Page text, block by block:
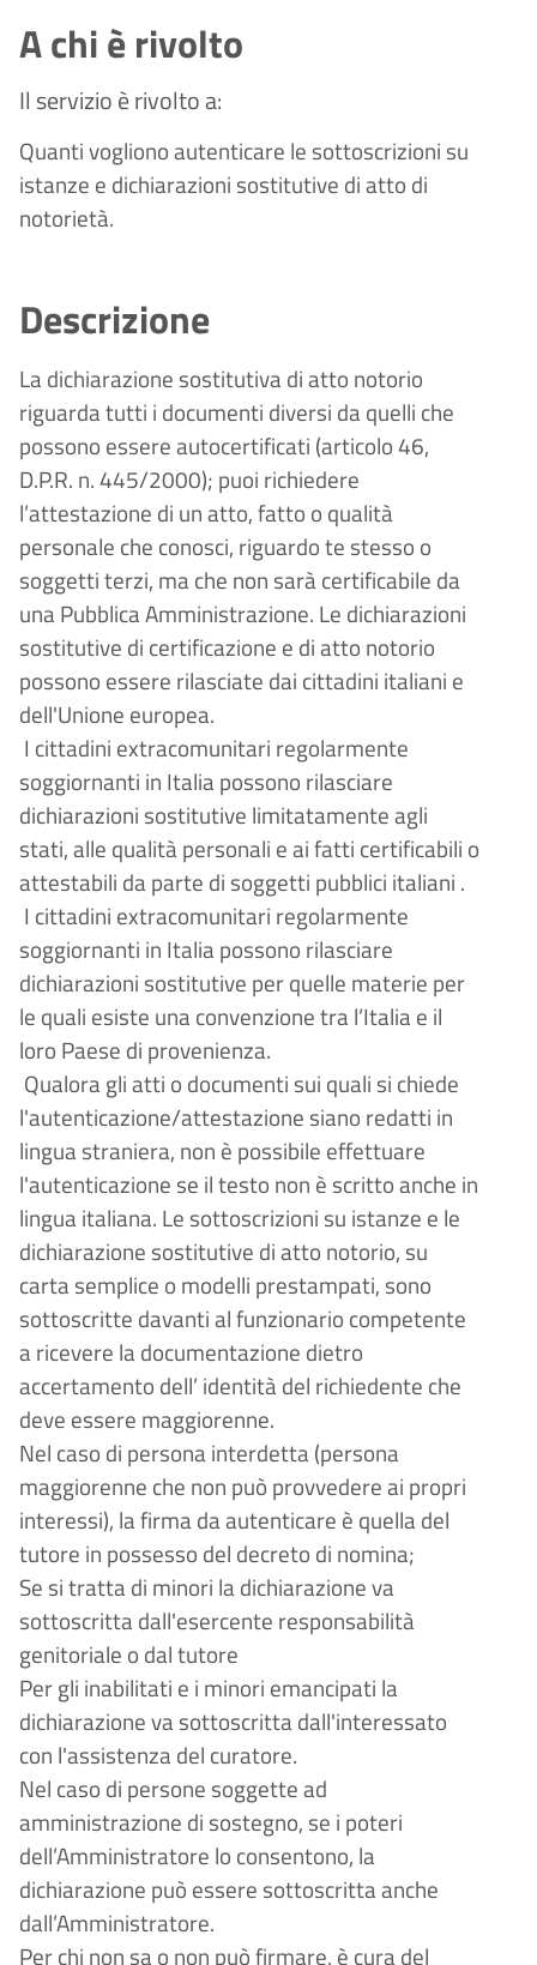
A chi è rivolto
Il servizio è rivolto a:
Quanti vogliono autenticare le sottoscrizioni su
istanze e dichiarazioni sostitutive di atto di
notorietà.
Descrizione
La dichiarazione sostitutiva di atto notorio
riguarda tutti i documenti diversi da quelli che
possono essere autocertificati (articolo 46,
D.P.R. n. 445/2000); puoi richiedere
l’attestazione di un atto, fatto o qualità
personale che conosci, riguardo te stesso o
soggetti terzi, ma che non sarà certificabile da
una Pubblica Amministrazione. Le dichiarazioni
sostitutive di certificazione e di atto notorio
possono essere rilasciate dai cittadini italiani e
dell'Unione europea.
I cittadini extracomunitari regolarmente
soggiornanti in Italia possono rilasciare
dichiarazioni sostitutive limitatamente agli
stati, alle qualità personali e ai fatti certificabili o
attestabili da parte di soggetti pubblici italiani .
I cittadini extracomunitari regolarmente
soggiornanti in Italia possono rilasciare
dichiarazioni sostitutive per quelle materie per
le quali esiste una convenzione tra l’Italia e il
loro Paese di provenienza.
Qualora gli atti o documenti sui quali si chiede
l'autenticazione/attestazione siano redatti in
lingua straniera, non è possibile effettuare
l'autenticazione se il testo non è scritto anche in
lingua italiana. Le sottoscrizioni su istanze e le
dichiarazione sostitutive di atto notorio, su
carta semplice o modelli prestampati, sono
sottoscritte davanti al funzionario competente
a ricevere la documentazione dietro
accertamento dell’ identità del richiedente che
deve essere maggiorenne.
Nel caso di persona interdetta (persona
maggiorenne che non può provvedere ai propri
interessi), la firma da autenticare è quella del
tutore in possesso del decreto di nomina;
Se si tratta di minori la dichiarazione va
sottoscritta dall'esercente responsabilità
genitoriale o dal tutore
Per gli inabilitati e i minori emancipati la
dichiarazione va sottoscritta dall'interessato
con l'assistenza del curatore.
Nel caso di persone soggette ad
amministrazione di sostegno, se i poteri
dell’Amministratore lo consentono, la
dichiarazione può essere sottoscritta anche
dall’Amministratore.
Per chi non sa o non può firmare, è cura del